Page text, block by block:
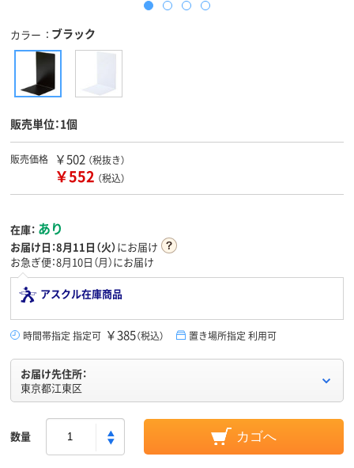
カラー ブラック
販売単位：1個
販売価格 ￥502 （税抜き）
￥552 （税込）
在庫： あり
お届け日：8月11日（火）にお届け
お急ぎ便：8月10日（月）にお届け
アスクル在庫商品
時間帯指定 指定可 ￥385（税込） 置き場所指定 利用可
お届け先住所：
東京都江東区
数量 カゴへ